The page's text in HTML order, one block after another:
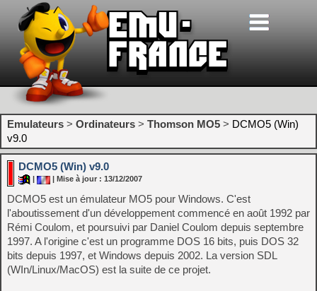
Emulateurs > Ordinateurs > Thomson MO5 > DCMO5 (Win)
v9.0
DCMO5 (Win) v9.0
| Mise à jour : 13/12/2007
DCMO5 est un émulateur MO5 pour Windows. C'est
l'aboutissement d'un développement commencé en août 1992 par
Rémi Coulom, et poursuivi par Daniel Coulom depuis septembre
1997. A l'origine c'est un programme DOS 16 bits, puis DOS 32
bits depuis 1997, et Windows depuis 2002. La version SDL
(WIn/Linux/MacOS) est la suite de ce projet.